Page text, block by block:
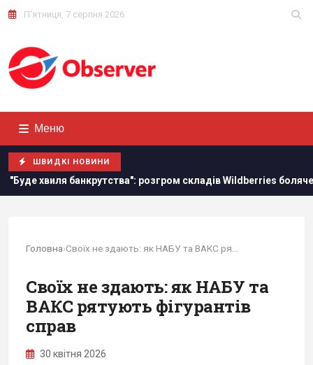
П'ятниця, 7 серпня 2026
Меню
ШВИДКІ НОВИНИ
банкрутства": розгром складів Wildberries боляче бʼють по
Головна›
Своїх не здають: як НАБУ та
ВАКС рятують фігурантів
справ
30 квітня 2026